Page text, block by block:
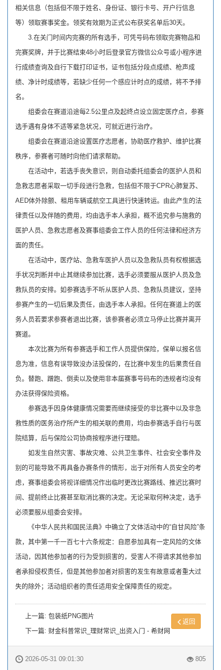
相关信息（包括但不限于姓名、身份证、银行卡号、开户行信息
等）领取赛事奖金。领奖有效期为正式公布获奖名单后30天。
3.在关门时间内完赛的所有选手，可凭号码布领取完赛物品和
完赛奖牌，并于比赛结束48小时后登录官方微信公众号或小程序进
行成绩查询及自行下载打印证书，证书包括分段点成绩、枪声成
绩、净计时成绩等，若缺少任何一个感应计时点的成绩，将不予排
名。
组委会在赛道沿途每2.5公里点及起终点设立固定医疗点，参赛
选手遇有身体不适等紧急状况，可就近进行治疗。
组委会在赛道沿途设置医疗志愿者，协助医疗救护、维护比赛
秩序，参赛者可随时向他们请求帮助。
在活动中，若选手丧失意识，则自动委托组委会的医护人员和
急救志愿者采取一切手段进行急救，包括但不限于CPR心肺复苏、
AED体外除颤、租用车辆或航空工具进行快速转运。由此产生的法
律责任以及伴随的费用，均由选手本人承担，概不追究参与施救的
医护人员、急救志愿者及赛事组委会工作人员的任何法律和经济方
面的责任。
在活动中，医疗站、急救车医护人员以及急救队员有权根据选
手状况判断并中止其继续参加比赛，选手必须要服从医护人员及急
救队员的安排。如参赛选手不听从医护人员、急救队员建议，坚持
参赛产生的一切后果及责任，由选手本人承担。任何在赛道上的医
务人员若要求参赛者退出比赛，该参赛者必须立马停止比赛并离开
赛道。
本次比赛为所有参赛选手和工作人员提供保险，保单以报名信
息为准，信息有误导致没办法投保的，在比赛中发生的后果责任自
负。替跑、蹭跑、倒卖以及使用非本届赛事号码布的违规者均没有
办法获得保险资格。
参赛选手因身体健康情况需要而继续接受的非比赛中以及非急
救性质的医务治疗所产生的相关联的费用，均由参赛选手自行与医
院结算，后与保险公司协商按程序进行理赔。
如发生自然灾害、事故灾难、公共卫生事件、社会安全事件及
别的可能导致不再具备办赛条件的情形，出于对所有人员安全的考
虑，赛事组委会将视详细情况作出临时更改比赛路线、推迟比赛时
间、提前终止比赛甚至取消比赛的决定。无论采取何种决定，选手
必须要服从组委会安排。
《中华人民共和国民法典》中确立了文体活动中的“自甘风险”条
款，其中第一千一百七十六条规定：自愿参加具有一定风险的文体
活动，因其他参加者的行为受到损害的，受害人不得请求其他参加
者承担侵权责任，但是其他参加者对损害的发生有故意或者重大过
失的除外；活动组织者的责任适用安全保障责任的规定。
上一篇: 包装纸PNG图片
下一篇: 财金科普常识_理财常识_出资入门 - 希财网
返回
2026-05-31 09:01:30 805